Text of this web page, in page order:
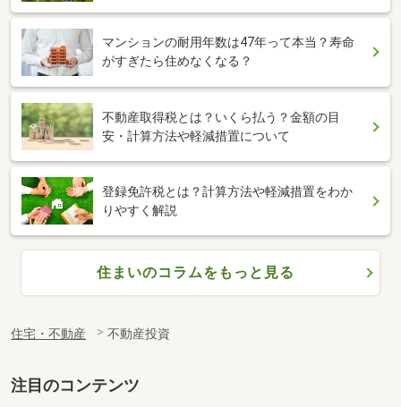
マンションの耐用年数は47年って本当？寿命
がすぎたら住めなくなる？
不動産取得税とは？いくら払う？金額の目
安・計算方法や軽減措置について
登録免許税とは？計算方法や軽減措置をわか
りやすく解説
住まいのコラムをもっと見る
住宅・不動産 不動産投資
注目のコンテンツ